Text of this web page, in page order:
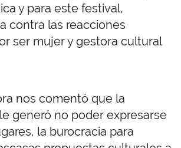
y para este festival,
contra las reacciones
ser mujer y gestora cultural
nos comentó que la
generó no poder expresarse
la burocracia para